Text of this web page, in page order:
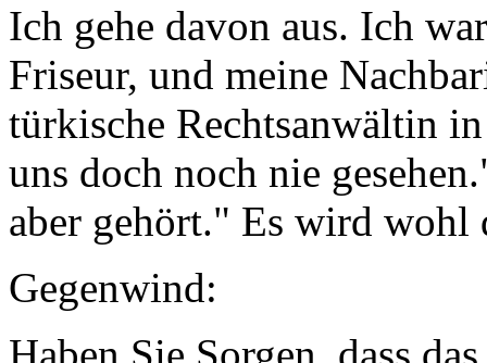
Ich gehe davon aus. Ich
Friseur, und meine
türkische Rechtsanwältin
uns doch noch nie
aber gehört." Es wird wohl
Gegenwind:
Haben Sie Sorgen, dass